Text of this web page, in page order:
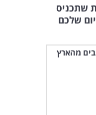
שתכניס
שלכם